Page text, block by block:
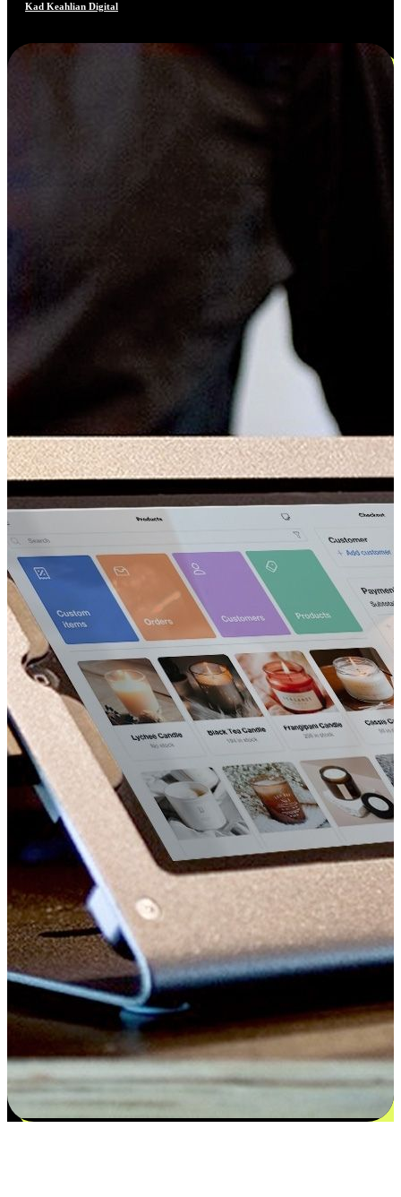
Kad Keahlian Digital